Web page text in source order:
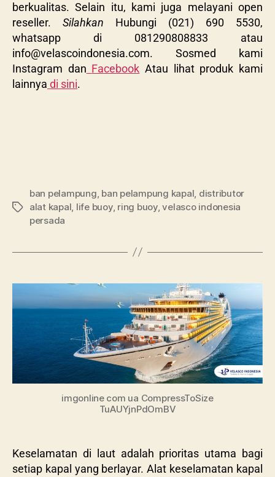
berkualitas. Selain itu, kami juga melayani open
reseller. Silahkan Hubungi (021) 690 5530,
whatsapp di 081290808833 atau
info@velascoindonesia.com. Sosmed kami
Instagram dan Facebook Atau lihat produk kami
lainnya di sini.
ban pelampung ban pelampung kapal distributor
alat kapal life buoy, ring buoy,velasco indonesia
persada
imgonline com ua CompressToSize
TuAUYjnPdOmBV
Keselamatan di laut adalah prioritas utama bagi
setiap kapal yang berlayar. Alat keselamatan kapal